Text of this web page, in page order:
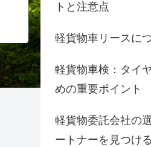
トと注意点
軽貨物車リースに
軽貨物車検：タイ
めの重要ポイント
軽貨物委託会社の
ートナーを見つけ